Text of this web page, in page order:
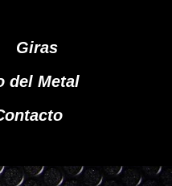
Giras
del Metal